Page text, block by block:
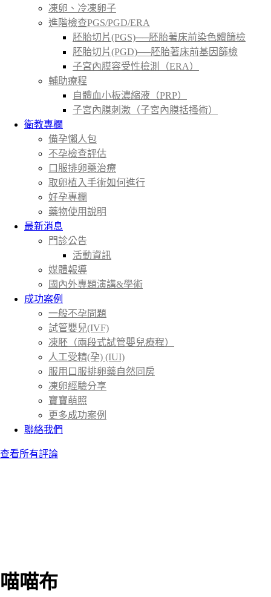
凍卵、冷凍卵子
進階檢查PGS/PGD/ERA
胚胎切片(PGS)──胚胎著床前染色體篩檢
胚胎切片(PGD)──胚胎著床前基因篩檢
子宮內膜容受性檢測（ERA）
輔助療程
自體血小板濃縮液（PRP）
子宮內膜刺激（子宮內膜括搔術）
衛教專欄
備孕懶人包
不孕檢查評估
口服排卵藥治療
取卵植入手術如何進行
好孕專欄
藥物使用說明
最新消息
門診公告
活動資訊
媒體報導
國內外專題演講&學術
成功案例
一般不孕問題
試管嬰兒(IVF)
凍胚（兩段式試管嬰兒療程）
人工受精(孕) (IUI)
服用口服排卵藥自然同房
凍卵經驗分享
寶寶萌照
更多成功案例
聯絡我們
查看所有評論
喵喵布